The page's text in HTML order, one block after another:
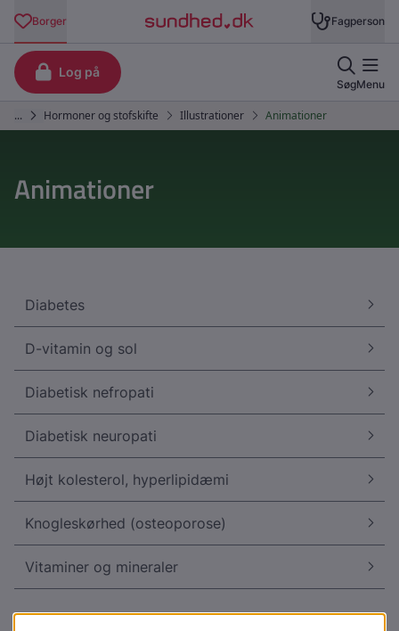
Animationer
Diabetes
D-vitamin og sol
Diabetisk nefropati
Diabetisk neuropati
Højt kolesterol, hyperlipidæmi
Knogleskørhed (osteoporose)
Vitaminer og mineraler